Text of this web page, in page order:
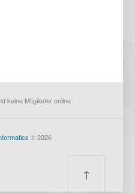
keine Mitglieder online
© 2026
↑